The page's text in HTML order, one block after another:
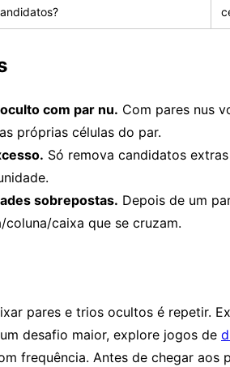
com par nu. Com pares nus
próprias células do par.
Só remova candidatos
sobrepostas. Depois de um
coluna/caixa que se cruzam.
pares e trios ocultos é repetir.
desafio maior, explore jogos de
frequência. Antes de chegar aos